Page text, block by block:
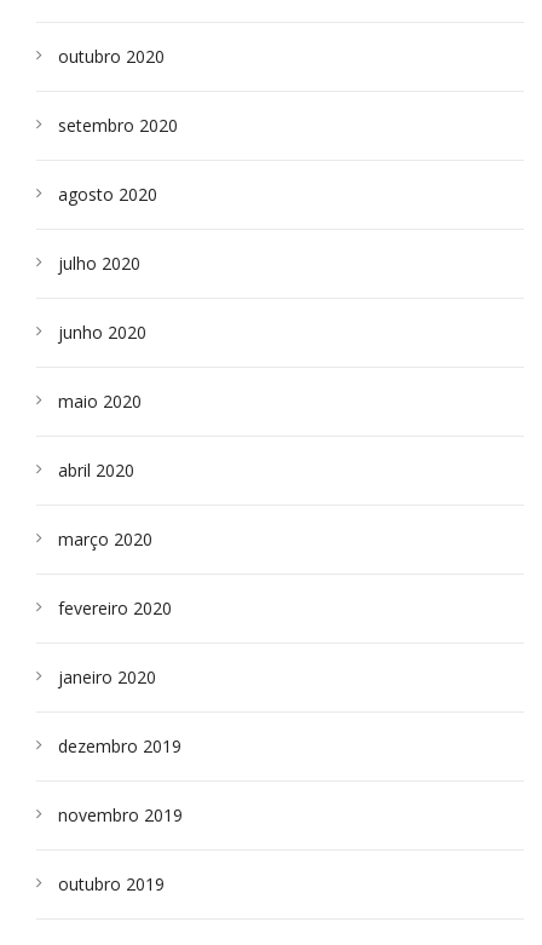
outubro 2020
setembro 2020
agosto 2020
julho 2020
junho 2020
maio 2020
abril 2020
março 2020
fevereiro 2020
janeiro 2020
dezembro 2019
novembro 2019
outubro 2019